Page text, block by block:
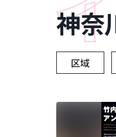
神奈
区域